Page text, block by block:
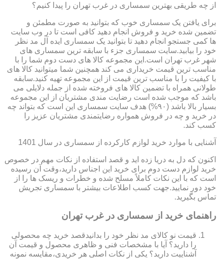
از چه طریقی بهترین سمساری در غرب تهران را پیدا کنیم؟
برای یافتن یک سمساری خوب که بتوانید به صورت مطمئن و
تضمین شده خرید و فروش انجام دهید کافی است تا در وب سایت
ها کمی جستجو انجام دهید تا بتوانید یک سمساری ایده آل مد نظر
خود را بیابید.سایت سمساری جزء با سابقه ترین سمساری های
شهر غرب تهران است.این مجموعه کالا های دست دوم شما را با
مناسب ترین قیمت خریداری می کند همچنین شما میتوانید کالا های
با کیفیت را با مناسب ترین قیمت از این مجموعه تهیه کنید.سابقه
طولانی همراه با تضمین کالا های فروخته شده از جمله دلایلی می
باشد که موجب شده است رضایت مندی مشتریان از این مجموعه
بسیار بالا باشد (۹۰%) هدف سایت سمساری این است که بتواند چه
در خرید و چه در فروش همواره رضایتمندی مشتریان عزیز را
کسب کند.
آشنایی با موارد خرید لوازم کارکرده از سمساری در سال 1401
اکنون که دل به دریا زده اید و قصد استفاده از نکات مهم در خصوص
خرید لوازم دست دوم برای خرید این اجناس دارید،وقت آن رسیده
است که با این نکات کاملاً مسلح شده و خطرات و ریسک ها را از
خود دور نمایید.جهت کسب اطلاعات بیشتر با سمساری تجریش
تماس بگیرید.
راهنمای خرید از سمساری در غرب تهران
قیمت نو کالای مد نظر خود را بدانیدقصد خرید چه محصولی
را دارید؟ آیا با مشخصات فنی و ظاهری محصول و قیمت آن
آشناییت دارید؟ یکی از نکات اصلی هر خریدی،مقایسه نمونه